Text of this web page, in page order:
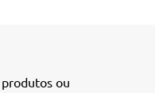
produtos ou